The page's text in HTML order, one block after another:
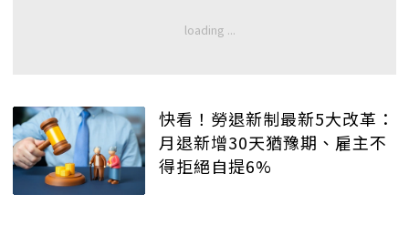
快看！勞退新制最新5大改革：
月退新增30天猶豫期、雇主不
得拒絕自提6%